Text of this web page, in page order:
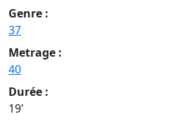
Genre :
37
Metrage :
40
Durée :
19'